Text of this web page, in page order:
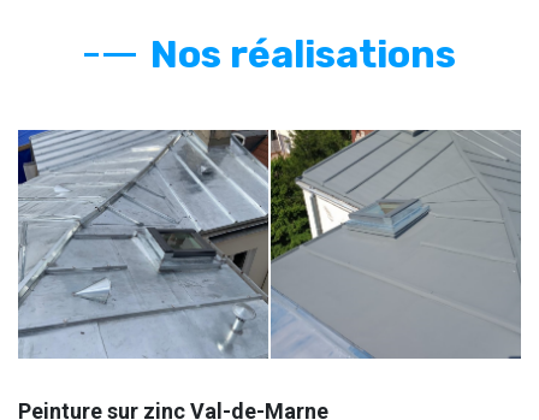
Nos réalisations
Peinture sur zinc Val-de-Marne